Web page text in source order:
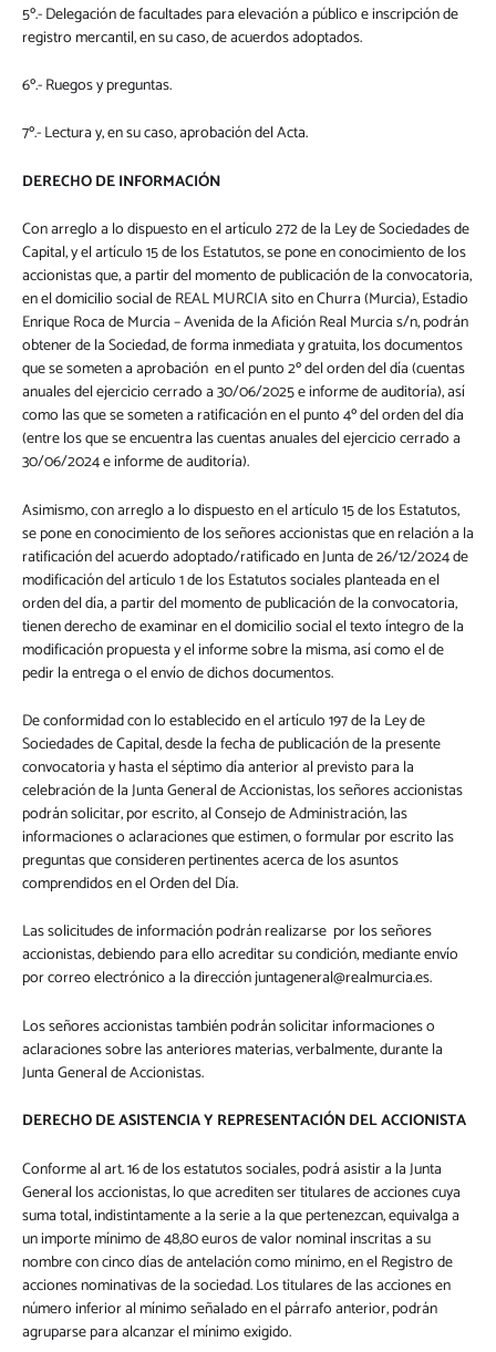
5º.- Delegación de facultades para elevación a público e inscripción de
registro mercantil, en su caso, de acuerdos adoptados.
6º.- Ruegos y preguntas.
7º.- Lectura y, en su caso, aprobación del Acta.
DERECHO DE INFORMACIÓN
Con arreglo a lo dispuesto en el artículo 272 de la Ley de Sociedades de
Capital, y el artículo 15 de los Estatutos, se pone en conocimiento de los
accionistas que, a partir del momento de publicación de la convocatoria,
en el domicilio social de REAL MURCIA sito en Churra (Murcia), Estadio
Enrique Roca de Murcia – Avenida de la Afición Real Murcia s/n, podrán
obtener de la Sociedad, de forma inmediata y gratuita, los documentos
que se someten a aprobación en el punto 2º del orden del día (cuentas
anuales del ejercicio cerrado a 30/06/2025 e informe de auditoría), así
como las que se someten a ratificación en el punto 4º del orden del día
(entre los que se encuentra las cuentas anuales del ejercicio cerrado a
30/06/2024 e informe de auditoría).
Asimismo, con arreglo a lo dispuesto en el artículo 15 de los Estatutos,
se pone en conocimiento de los señores accionistas que en relación a la
ratificación del acuerdo adoptado/ratificado en Junta de 26/12/2024 de
modificación del artículo 1 de los Estatutos sociales planteada en el
orden del día, a partir del momento de publicación de la convocatoria,
tienen derecho de examinar en el domicilio social el texto íntegro de la
modificación propuesta y el informe sobre la misma, así como el de
pedir la entrega o el envío de dichos documentos.
De conformidad con lo establecido en el artículo 197 de la Ley de
Sociedades de Capital, desde la fecha de publicación de la presente
convocatoria y hasta el séptimo día anterior al previsto para la
celebración de la Junta General de Accionistas, los señores accionistas
podrán solicitar, por escrito, al Consejo de Administración, las
informaciones o aclaraciones que estimen, o formular por escrito las
preguntas que consideren pertinentes acerca de los asuntos
comprendidos en el Orden del Día.
Las solicitudes de información podrán realizarse por los señores
accionistas, debiendo para ello acreditar su condición, mediante envío
por correo electrónico a la direcciónjuntageneral@realmurcia.es.
Los señores accionistas también podrán solicitar informaciones o
aclaraciones sobre las anteriores materias, verbalmente, durante la
Junta General de Accionistas.
DERECHO DE ASISTENCIA Y REPRESENTACIÓN DEL ACCIONISTA
Conforme al art. 16 de los estatutos sociales, podrá asistir a la Junta
General los accionistas, lo que acrediten ser titulares de acciones cuya
suma total, indistintamente a la serie a la que pertenezcan, equivalga a
un importe mínimo de 48,80 euros de valor nominal inscritas a su
nombre con cinco días de antelación como mínimo, en el Registro de
acciones nominativas de la sociedad. Los titulares de las acciones en
número inferior al mínimo señalado en el párrafo anterior, podrán
agruparse para alcanzar el mínimo exigido.